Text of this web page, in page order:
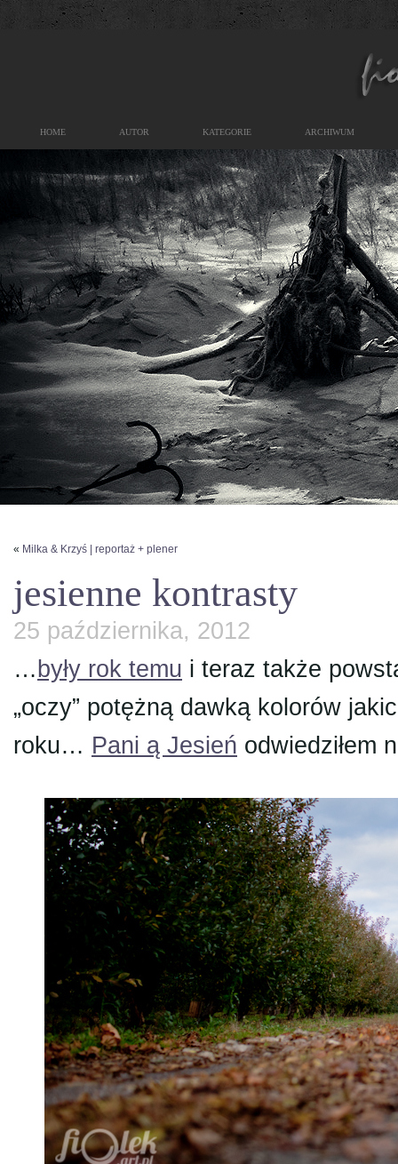
HOME AUTOR KATEGORIE ARCHIWUM
« Milka & Krzyś | reportaż + plener
jesienne kontrasty
25 października, 2012
… były rok temu i teraz także
„oczy” potężną dawką kolorów
roku… Pani ą Jesień odwiedziłem